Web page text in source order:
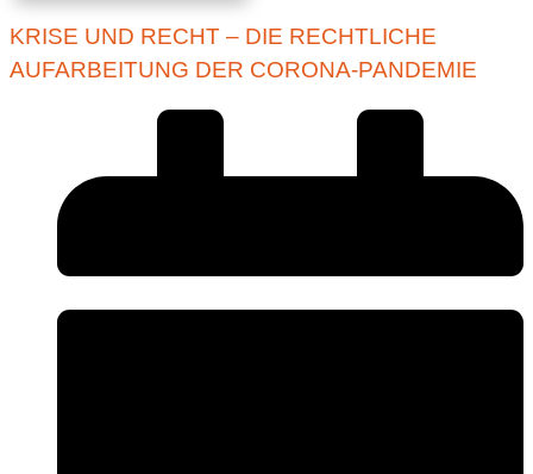
KRISE UND RECHT – DIE RECHTLICHE
AUFARBEITUNG DER CORONA-PANDEMIE